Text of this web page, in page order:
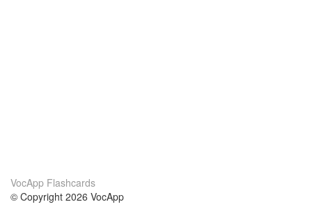
VocApp Flashcards
© Copyright 2026 VocApp